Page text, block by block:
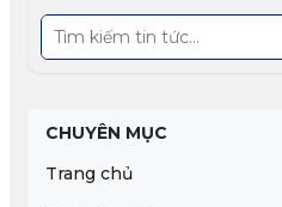
CHUYÊN MỤC
Trang chủ